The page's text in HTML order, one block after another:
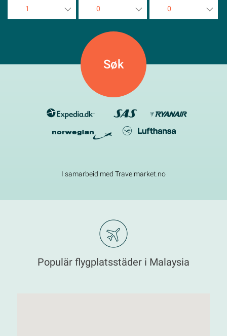
1 0
5
0
I samarbeid med Travelmarket.no
Populär flygplatsstäder i Malaysia